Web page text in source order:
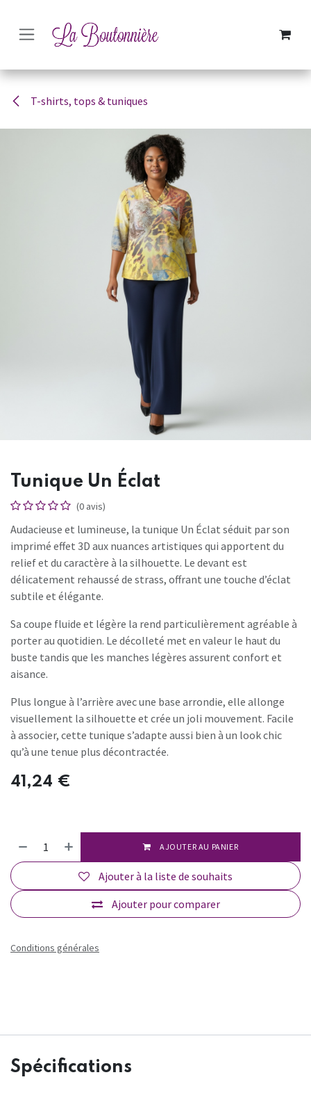
T-shirts, tops & tuniques
Tunique Un Éclat
(0 avis)
Audacieuse et lumineuse, la tunique Un Éclat séduit par son
imprimé effet 3D aux nuances artistiques qui apportent du
relief et du caractère à la silhouette. Le devant est
délicatement rehaussé de strass, offrant une touche d’éclat
subtile et élégante.
Sa coupe fluide et légère la rend particulièrement agréable à
porter au quotidien. Le décolleté met en valeur le haut du
buste tandis que les manches légères assurent confort et
aisance.
Plus longue à l’arrière avec une base arrondie, elle allonge
visuellement la silhouette et crée un joli mouvement. Facile
à associer, cette tunique s’adapte aussi bien à un look chic
qu’à une tenue plus décontractée.
41,24 €
AJOUTER AU PANIER
Ajouter pour comparer
Ajouter à la liste de souhaits
Conditions générales
Spécifications